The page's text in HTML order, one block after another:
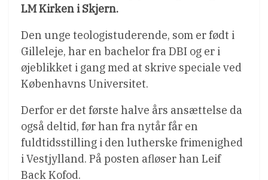
LM Kirken i Skjern.
Den unge teologistuderende, som er født i
Gilleleje, har en bachelor fra DBI og er i
øjeblikket i gang med at skrive speciale ved
Københavns Universitet.
Derfor er det første halve års ansættelse da
også deltid, før han fra nytår får en
fuldtidsstilling i den lutherske frimenighed
i Vestjylland. På posten afløser han Leif
Back Kofod.